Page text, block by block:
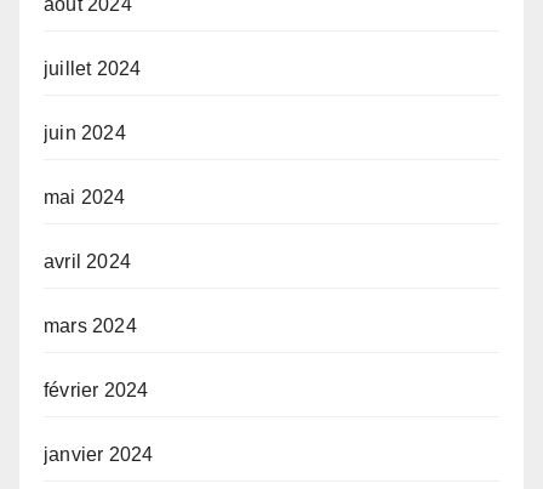
août 2024
juillet 2024
juin 2024
mai 2024
avril 2024
mars 2024
février 2024
janvier 2024